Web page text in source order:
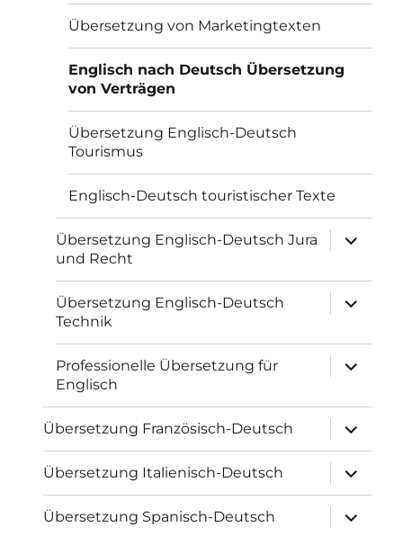
Übersetzung von Marketingtexten
Englisch nach Deutsch Übersetzung
von Verträgen
Übersetzung Englisch-Deutsch
Tourismus
Englisch-Deutsch touristischer Texte
Übersetzung Englisch-Deutsch Jura
und Recht
öffnen
Übersetzung Englisch-Deutsch
Technik
öffnen
Professionelle Übersetzung für
Englisch
öffnen
Übersetzung Französisch-Deutsch
öffnen
Übersetzung Italienisch-Deutsch
öffnen
Übersetzung Spanisch-Deutsch
öffnen